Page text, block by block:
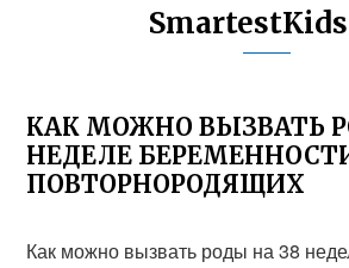
КАК МОЖНО ВЫЗВАТЬ
НЕДЕЛЕ
ПОВТОРНОРОДЯЩИХ
Как можно вызвать роды на 38